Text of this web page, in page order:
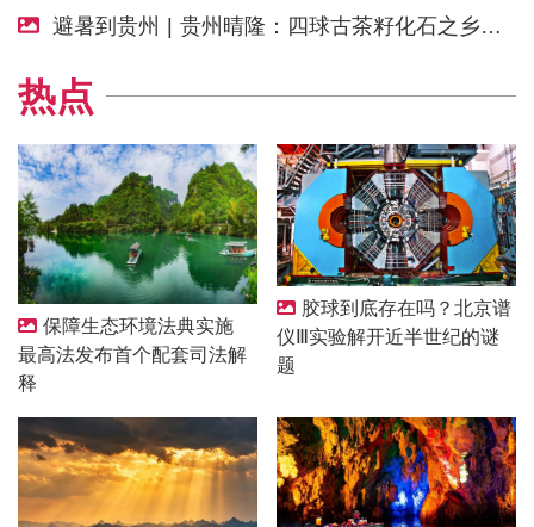
避暑到贵州 | 贵州晴隆：四球古茶籽化石之乡闯出新赛道
热点
保障生态环境法典实施
最高法发布首个配套司法解
释
胶球到底存在吗？北京谱
仪Ⅲ实验解开近半世纪的谜
题